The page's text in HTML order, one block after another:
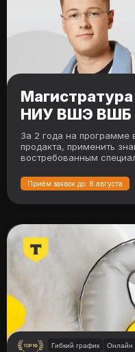
НИУ ВШЭ ВШБ
За 2 года на
продакта, применить
востребованным
Приём заявок до: 8 августа
Гибкий график Онлайн